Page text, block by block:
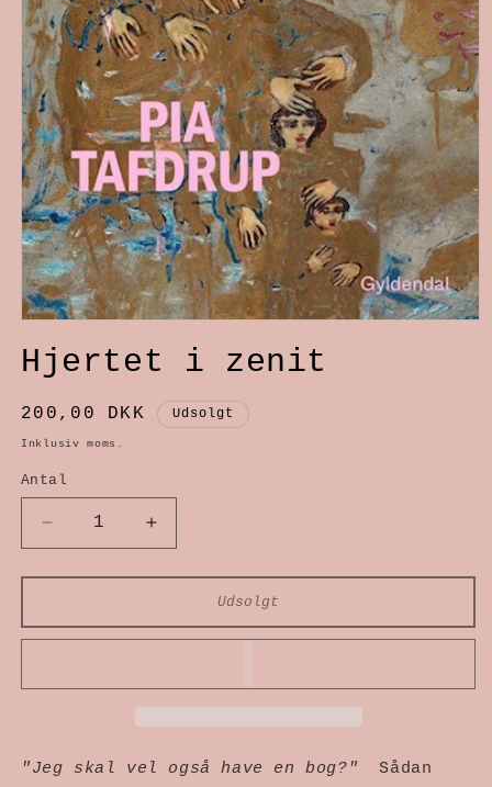
mediet
i
modus
Hjertet i zenit
Normalpris
200,00 DKK Udsolgt
Inklusiv moms.
Antal
antallet
Hjertet
antallet
Hjertet
Udsolgt
"Jeg skal vel også have en bog?"Sådan